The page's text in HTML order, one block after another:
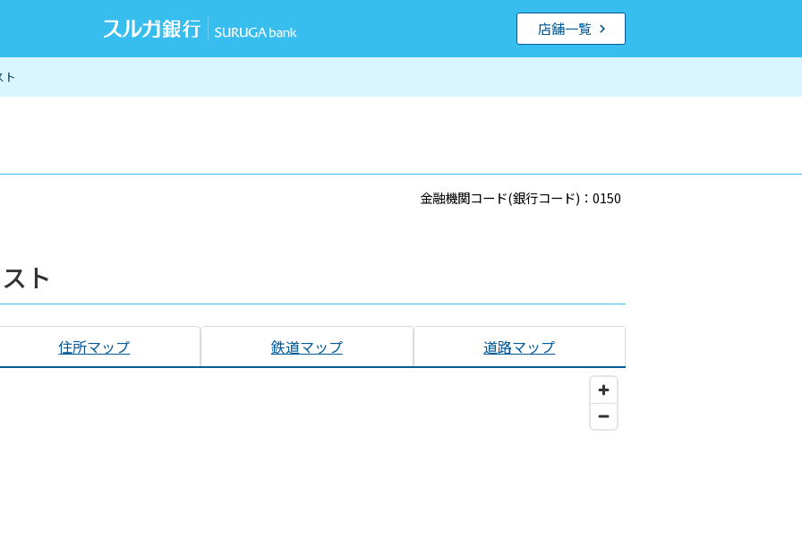
ト
店舗一覧
金融機関コード(銀行コード)：0150
ト
住所マップ 鉄道マップ 道路マップ